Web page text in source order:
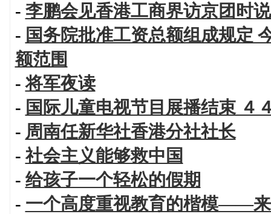
- 李鹏会见香港工商界访京团时
- 国务院批准工资总额组成规定
额范围
-将军夜读
- 国际儿童电视节目展播结束 ４
- 周南任新华社香港分社社长
- 社会主义能够救中国
- 给孩子一个轻松的假期
- 一个高度重视教育的楷模——